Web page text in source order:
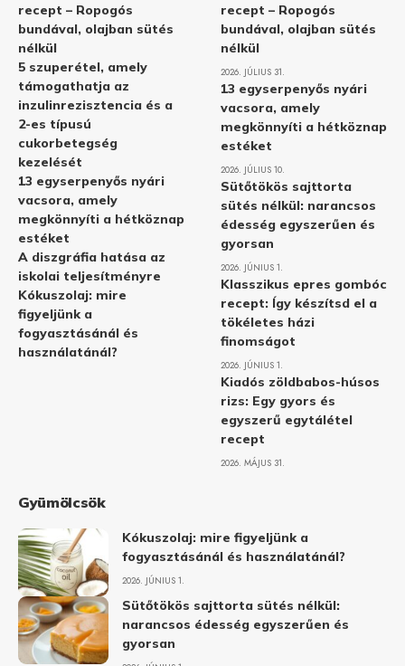
recept – Ropogós
bundával, olajban sütés
nélkül
5 szuperétel, amely
támogathatja az
inzulinrezisztencia és a
2-es típusú
cukorbetegség
kezelését
13 egyserpenyős nyári
vacsora, amely
megkönnyíti a hétköznap
estéket
A diszgráfia hatása az
iskolai teljesítményre
Kókuszolaj: mire
figyeljünk a
fogyasztásánál és
használatánál?
recept – Ropogós
bundával, olajban sütés
nélkül
2026. JÚLIUS 31.
13 egyserpenyős nyári
vacsora, amely
megkönnyíti a hétköznap
estéket
2026. JÚLIUS 10.
Sütőtökös sajttorta
sütés nélkül: narancsos
édesség egyszerűen és
gyorsan
2026. JÚNIUS 1.
Klasszikus epres gombóc
recept: Így készítsd el a
tökéletes házi
finomságot
2026. JÚNIUS 1.
Kiadós zöldbabos-húsos
rizs: Egy gyors és
egyszerű egytálétel
recept
2026. MÁJUS 31.
Gyümölcsök
Kókuszolaj: mire figyeljünk a
fogyasztásánál és használatánál?
2026. JÚNIUS 1.
Sütőtökös sajttorta sütés nélkül:
narancsos édesség egyszerűen és
gyorsan